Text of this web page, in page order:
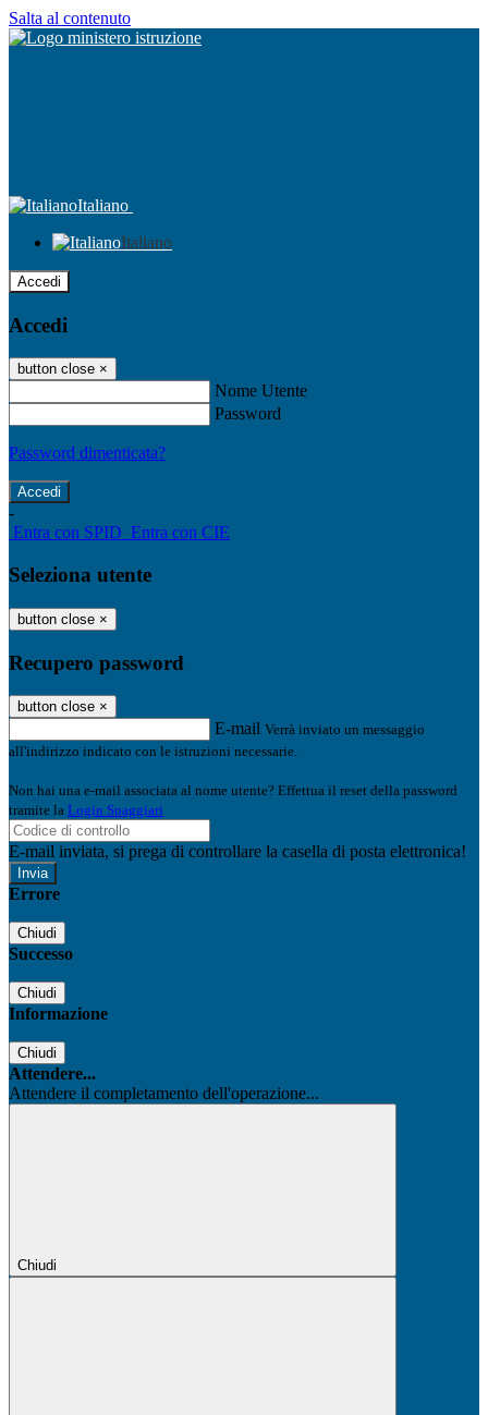
Salta al contenuto
Italiano
Italiano
Accedi
Accedi
button close ×
Nome Utente
Password
Password dimenticata?
-
Entra con SPID Entra con CIE
Seleziona utente
button close ×
Recupero password
button close ×
E-mail Verrà inviato un messaggio
all'indirizzo indicato con le istruzioni necessarie.
Non hai una e-mail associata al nome utente? Effettua il reset della password
tramite la Login Spaggiari
E-mail inviata, si prega di controllare la casella di posta elettronica!
Errore
Chiudi
Successo
Chiudi
Informazione
Chiudi
Attendere...
Attendere il completamento dell'operazione...
Chiudi